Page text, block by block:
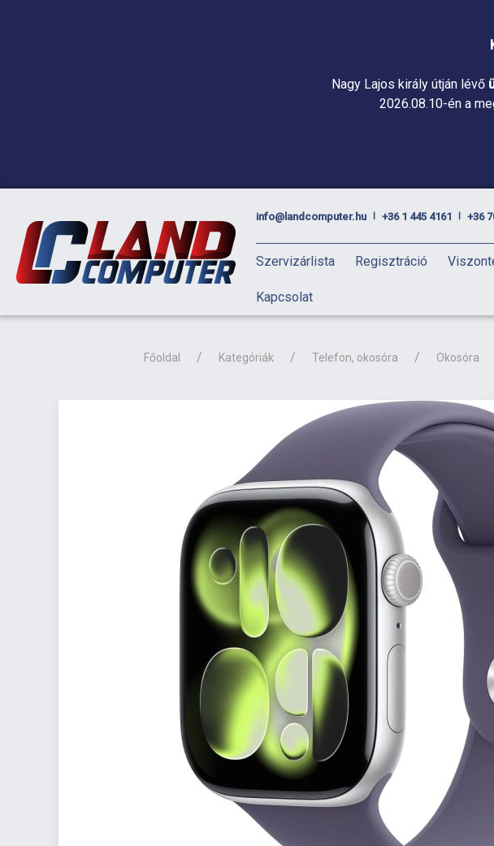
Nagy Lajos király útján lévő
2026.08.10-én a
info@landcomputer.hu +36 1 445 4161 +36
Szervizárlista Regisztráció
Kapcsolat
Főoldal Kategóriák Telefon, okosóra Okosóra